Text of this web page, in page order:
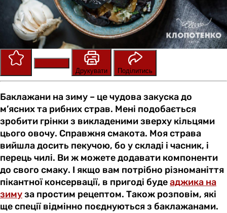
Друкувати
Поділитись
Баклажани на зиму – це чудова закуска до
м’ясних та рибних страв. Мені подобається
зробити грінки з викладеними зверху кільцями
цього овочу. Справжня смакота. Моя страва
вийшла досить пекучою, бо у складі і часник, і
перець чилі. Ви ж можете додавати компоненти
до свого смаку. І якщо вам потрібно різноманіття
пікантної консервації, в пригоді будеаджика на
зимуза простим рецептом. Також розповім, які
ще спеції відмінно поєднуються з баклажанами.